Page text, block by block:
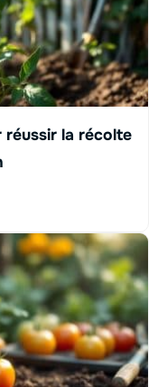
réussir la récolte